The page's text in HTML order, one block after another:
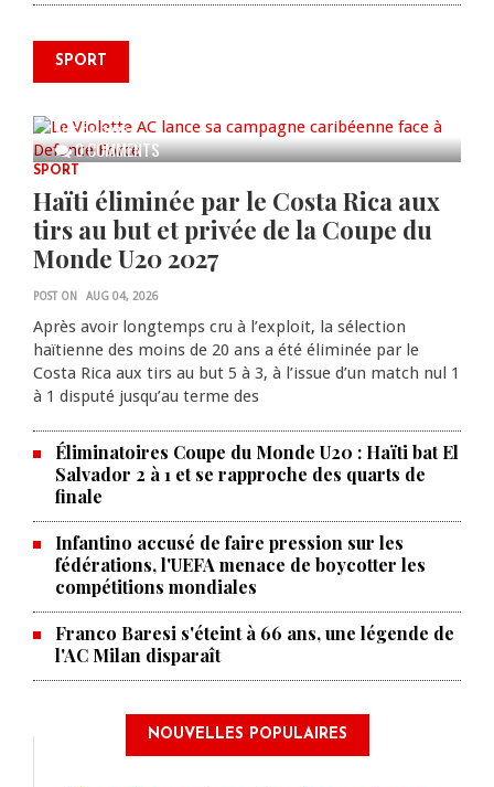
SPORT
0 COMMENTS
Le Violette AC lance sa campagne
AUG 04, 2026
SPORT
Haïti éliminée par le Costa Rica aux
tirs au but et privée de la Coupe du
Monde U20 2027
POST ON AUG 04, 2026
Après avoir longtemps cru à l’exploit, la sélection
haïtienne des moins de 20 ans a été éliminée par le
Costa Rica aux tirs au but 5 à 3, à l’issue d’un match nul 1
à 1 disputé jusqu’au terme des
Éliminatoires Coupe du Monde U20 : Haïti bat El
Salvador 2 à 1 et se rapproche des quarts de
finale
Infantino accusé de faire pression sur les
fédérations, l'UEFA menace de boycotter les
compétitions mondiales
Franco Baresi s'éteint à 66 ans, une légende de
l'AC Milan disparaît
NOUVELLES POPULAIRES